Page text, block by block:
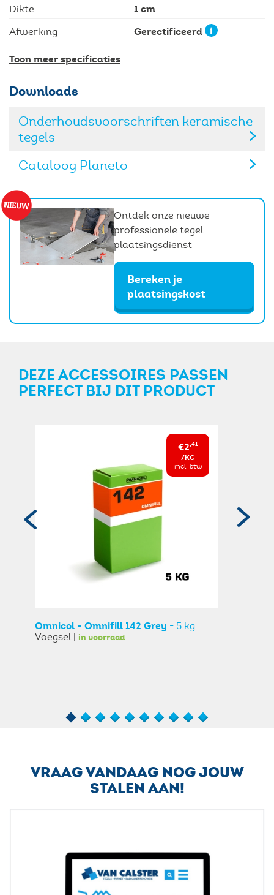
Dikte 1 cm
Afwerking Gerectificeerd
Toon meer specificaties
Downloads
Onderhoudsvoorschriften keramische
tegels
Cataloog Planeto
Ontdek onze nieuwe
professionele tegel
plaatsingsdienst
Bereken je
plaatsingskost
DEZE ACCESSOIRES PASSEN
PERFECT BIJ DIT PRODUCT
€2,41
/KG
incl. btw
Omnicol - Omnifill 142 Grey - 5 kg
Voegsel | in voorraad
VRAAG VANDAAG NOG JOUW
STALEN AAN!